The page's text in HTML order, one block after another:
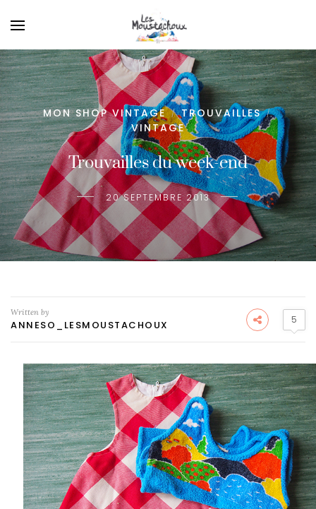
MON SHOP VINTAGE / TROUVAILLES /
VINTAGE
Trouvailles du week-end
20 SEPTEMBRE 2013
Written by
ANNESO_LESMOUSTACHOUX 5